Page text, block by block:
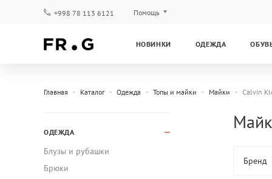
+998 78 113 6121 Помощь
Гарантия
НОВИНКИ ОДЕЖДА
Главная Каталог Одежда Топы и майки Майки Calvin
ОДЕЖДА
Блузы и рубашки
Брюки
Бренд